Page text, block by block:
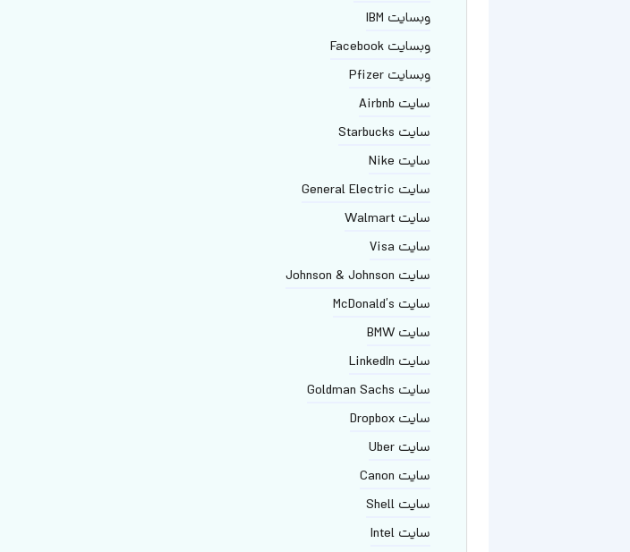
وبسایت IBM
وبسایت Facebook
وبسایت Pfizer
سایت Airbnb
سایت Starbucks
سایت Nike
سایت General Electric
سایت Walmart
سایت Visa
سایت Johnson & Johnson
سایت McDonald’s
سایت BMW
سایت LinkedIn
سایت Goldman Sachs
سایت Dropbox
سایت Uber
سایت Canon
سایت Shell
سایت Intel